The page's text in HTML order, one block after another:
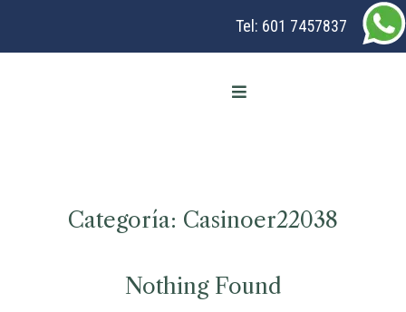
Tel: 601 7457837
Categoría: Casinoer22038
Nothing Found